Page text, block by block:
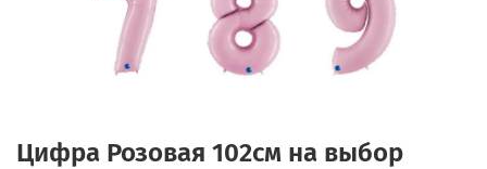
Цифра Розовая 102см на выбор